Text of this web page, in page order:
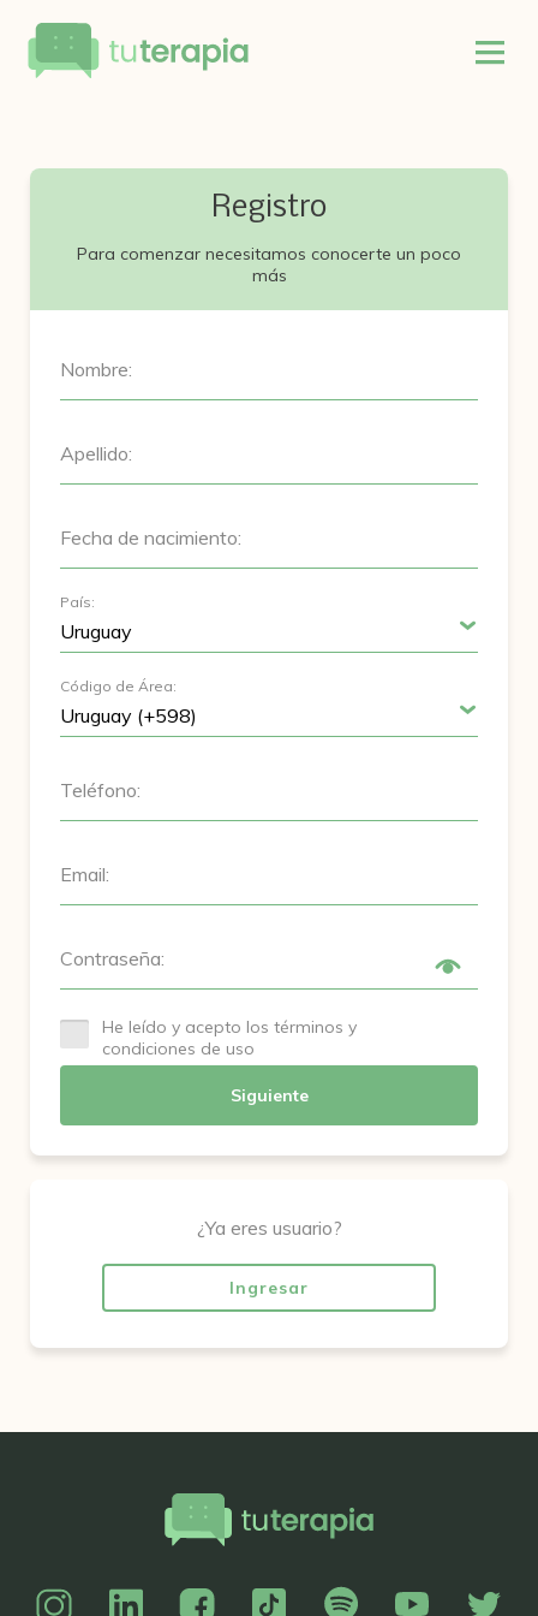
Registro
Para comenzar necesitamos conocerte un poco
más
Nombre:
Apellido:
Fecha de nacimiento:
País:
Código de Área:
Teléfono:
Email:
Contraseña:
He leído y acepto los términos y
condiciones de uso
Siguiente
¿Ya eres usuario?
Ingresar